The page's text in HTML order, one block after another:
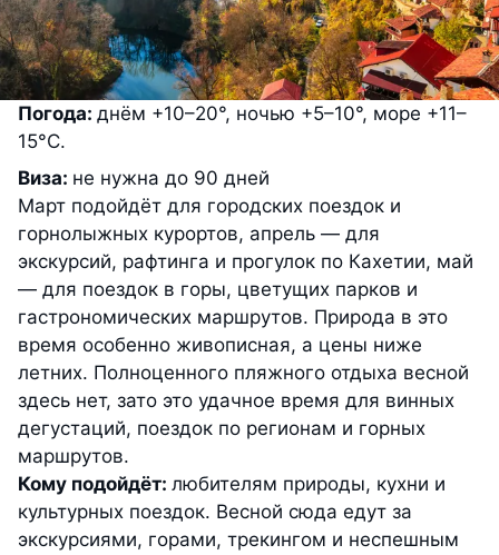
Погода: днём +10–20°, ночью +5–10°, море +11–
15°C.
Виза: не нужна до 90 дней
Март подойдёт для городских поездок и
горнолыжных курортов, апрель — для
экскурсий, рафтинга и прогулок по Кахетии, май
— для поездок в горы, цветущих парков и
гастрономических маршрутов. Природа в это
время особенно живописная, а цены ниже
летних. Полноценного пляжного отдыха весной
здесь нет, зато это удачное время для винных
дегустаций, поездок по регионам и горных
маршрутов.
Кому подойдёт: любителям природы, кухни и
культурных поездок. Весной сюда едут за
экскурсиями, горами, трекингом и неспешным